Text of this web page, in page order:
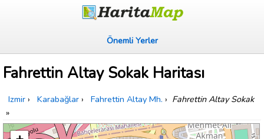
Önemli Yerler
Fahrettin Altay Sokak Haritası
Izmir › Karabağlar › Fahrettin Altay Mh. › Fahrettin Altay Sokak
»